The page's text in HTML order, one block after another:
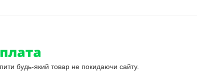
будь-який товар не покидаючи сайту.